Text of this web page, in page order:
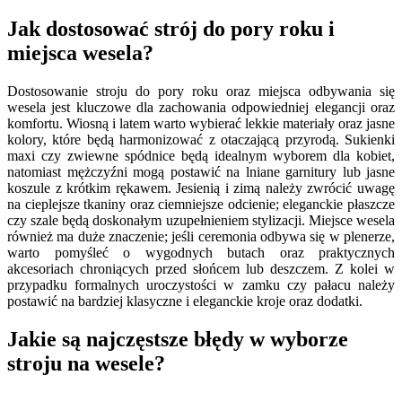
Jak dostosować strój do pory roku i
miejsca wesela?
Dostosowanie stroju do pory roku oraz miejsca odbywania się
wesela jest kluczowe dla zachowania odpowiedniej elegancji oraz
komfortu. Wiosną i latem warto wybierać lekkie materiały oraz jasne
kolory, które będą harmonizować z otaczającą przyrodą. Sukienki
maxi czy zwiewne spódnice będą idealnym wyborem dla kobiet,
natomiast mężczyźni mogą postawić na lniane garnitury lub jasne
koszule z krótkim rękawem. Jesienią i zimą należy zwrócić uwagę
na cieplejsze tkaniny oraz ciemniejsze odcienie; eleganckie płaszcze
czy szale będą doskonałym uzupełnieniem stylizacji. Miejsce wesela
również ma duże znaczenie; jeśli ceremonia odbywa się w plenerze,
warto pomyśleć o wygodnych butach oraz praktycznych
akcesoriach chroniących przed słońcem lub deszczem. Z kolei w
przypadku formalnych uroczystości w zamku czy pałacu należy
postawić na bardziej klasyczne i eleganckie kroje oraz dodatki.
Jakie są najczęstsze błędy w wyborze
stroju na wesele?